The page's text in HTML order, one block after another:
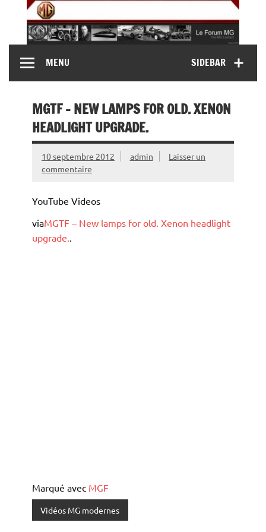
content
MG Contact
MG B, MG F, MG A, Midget…)SIDEBAR
MENU
MGTF – NEW LAMPS FOR OLD. XENON
HEADLIGHT UPGRADE.
10 septembre 2012 admin
Laisser un
commentaire
YouTube Videos
viaMGTF – New lamps for old. Xenon headlight
upgrade..
Marqué avec MGF
Vidéos MG modernes